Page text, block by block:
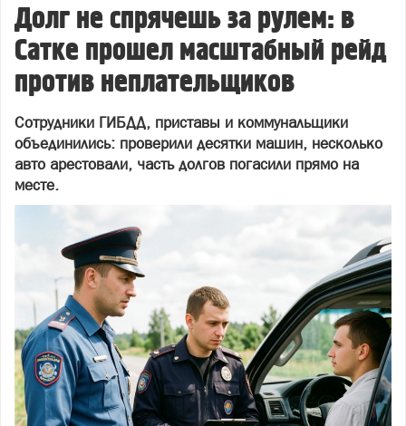
Долг не спрячешь за рулем: в
Сатке прошел масштабный рейд
против неплательщиков
Сотрудники ГИБДД, приставы и коммунальщики
объединились: проверили десятки машин, несколько
авто арестовали, часть долгов погасили прямо на
месте.